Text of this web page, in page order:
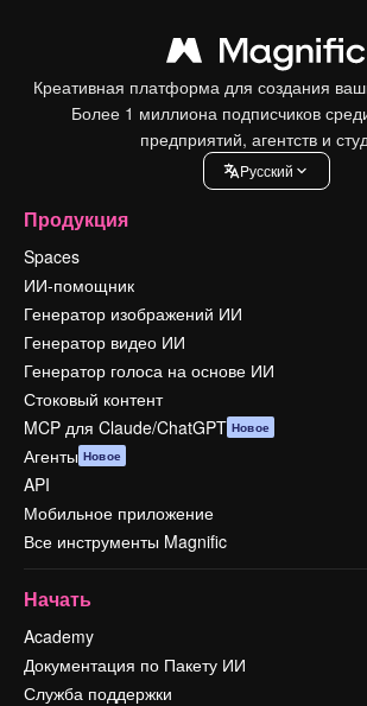
Креативная платформа для создания
Более 1 миллиона подписчиков
предприятий, агентств и
Pусский
Продукция
Spaces
ИИ-помощник
Генератор изображений ИИ
Генератор видео ИИ
Генератор голоса на основе ИИ
Стоковый контент
MCP для Claude/ChatGPT Новое
Агенты Новое
API
Мобильное приложение
Все инструменты Magnific
Начать
Academy
Документация по Пакету ИИ
Служба поддержки